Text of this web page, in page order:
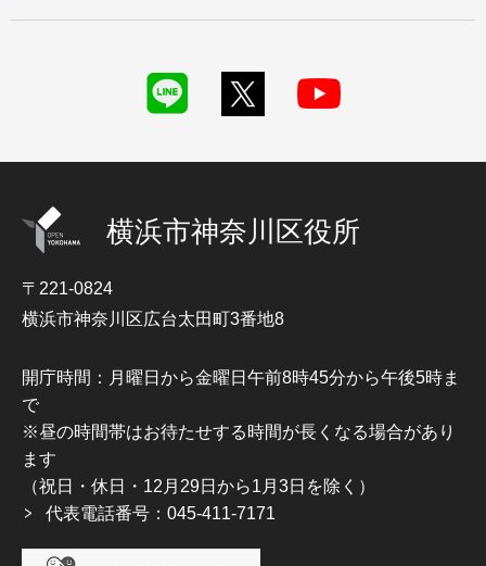
横浜市神奈川区役所
〒221-0824
横浜市神奈川区広台太田町3番地8
開庁時間：月曜日から金曜日午前8時45分から午後5時ま
で
※昼の時間帯はお待たせする時間が長くなる場合があり
ます
（祝日・休日・12月29日から1月3日を除く）
代表電話番号：045-411-7171